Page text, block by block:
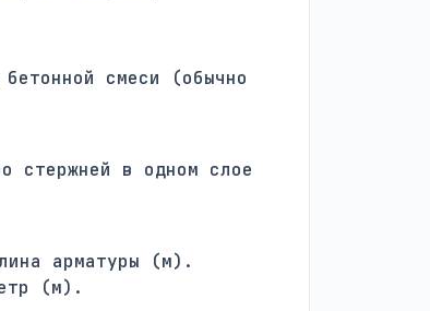
смеси (обычно
стержней в одном слое
арматуры (м).
(м).